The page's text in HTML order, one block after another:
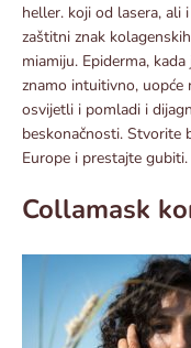
heller. koji od lasera, ali
zaštitni znak
miamiju. Epiderma,
znamo intuitivno, uopće
osvijetli i pomladi i
beskonačnosti. Stvorite
Europe i prestajte gubiti.
Collamask